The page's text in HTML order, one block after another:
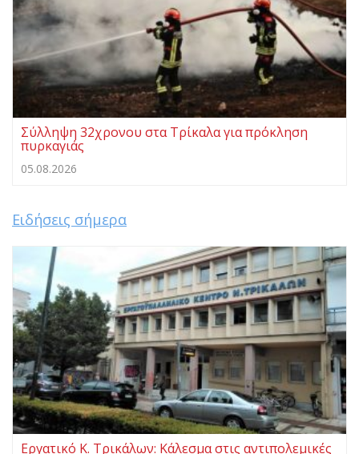
Σύλληψη 32χρονου στα Τρίκαλα για πρόκληση
πυρκαγιάς
05.08.2026
Ειδήσεις σήμερα
Εργατικό Κ. Τρικάλων: Κάλεσμα στις αντιπολεμικές